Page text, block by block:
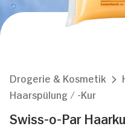
Drogerie & Kosmetik
Haarspülung / -Kur
Swiss-o-Par